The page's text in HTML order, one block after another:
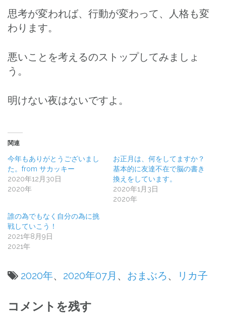
思考が変われば、行動が変わって、人格も変
わります。
悪いことを考えるのストップしてみましょ
う。
明けない夜はないですよ。
関連
今年もありがとうございまし
た。from サカッキー
2020年12月30日
2020年
お正月は、何をしてますか？
基本的に友達不在で脳の書き
換えをしています。
2020年1月3日
2020年
誰の為でもなく自分の為に挑
戦していこう！
2021年8月9日
2021年
2020年、 2020年07月 、 おまぶろ、 リカ子
稿
コメントを残す